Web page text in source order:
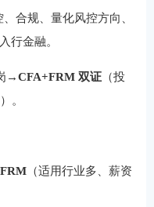
合规、量化风控方向、
行金融。
→CFA+FRM 双证（投
。
（适用行业多、薪资